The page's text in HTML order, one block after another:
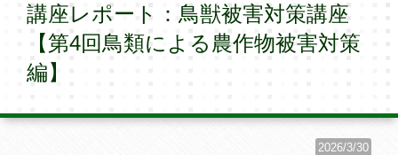
講座レポート：鳥獣被害対策講座
【第4回鳥類による農作物被害対策
編】
2026/3/30